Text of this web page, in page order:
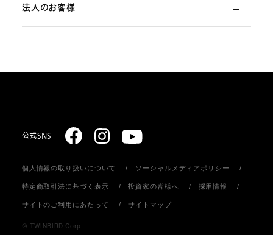
部品・消耗品のご注文
ご利用ガイド（初めての方）
お届けについて
返品・キャンセル
法人のお客様
公式SNS
個人情報の取り扱いについて ソーシャルメディアポリシー
特定商取引法に基づく表示 投資家の皆様へ 採用情報
サイトのご利用にあたって サイトマップ
© TWINBIRD Corp.